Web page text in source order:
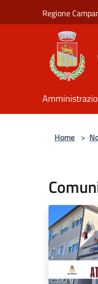
Regione
Home >